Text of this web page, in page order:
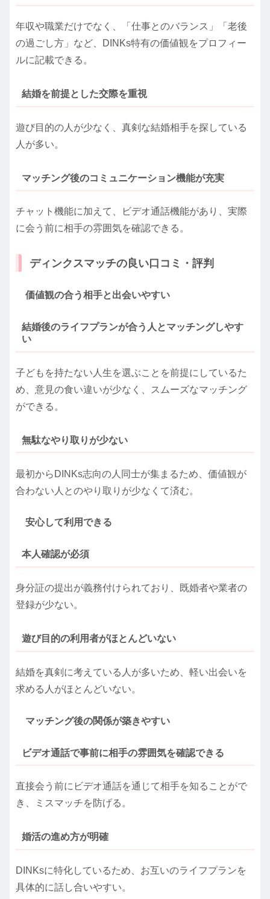
年収や職業だけでなく、「仕事とのバランス」「老後
の過ごし方」など、DINKs特有の価値観をプロフィー
ルに記載できる。
結婚を前提とした交際を重視
遊び目的の人が少なく、真剣な結婚相手を探している
人が多い。
マッチング後のコミュニケーション機能が充実
チャット機能に加えて、ビデオ通話機能があり、実際
に会う前に相手の雰囲気を確認できる。
ディンクスマッチの良い口コミ・評判
価値観の合う相手と出会いやすい
結婚後のライフプランが合う人とマッチングしやす
い
子どもを持たない人生を選ぶことを前提にしているた
め、意見の食い違いが少なく、スムーズなマッチング
ができる。
無駄なやり取りが少ない
最初からDINKs志向の人同士が集まるため、価値観が
合わない人とのやり取りが少なくて済む。
安心して利用できる
本人確認が必須
身分証の提出が義務付けられており、既婚者や業者の
登録が少ない。
遊び目的の利用者がほとんどいない
結婚を真剣に考えている人が多いため、軽い出会いを
求める人がほとんどいない。
マッチング後の関係が築きやすい
ビデオ通話で事前に相手の雰囲気を確認できる
直接会う前にビデオ通話を通じて相手を知ることがで
き、ミスマッチを防げる。
婚活の進め方が明確
DINKsに特化しているため、お互いのライフプランを
具体的に話し合いやすい。